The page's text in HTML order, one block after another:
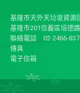
基隆市天外天垃圾資源
基隆市201信義區培德
聯絡電話
02-2466-
傳真
電子信箱